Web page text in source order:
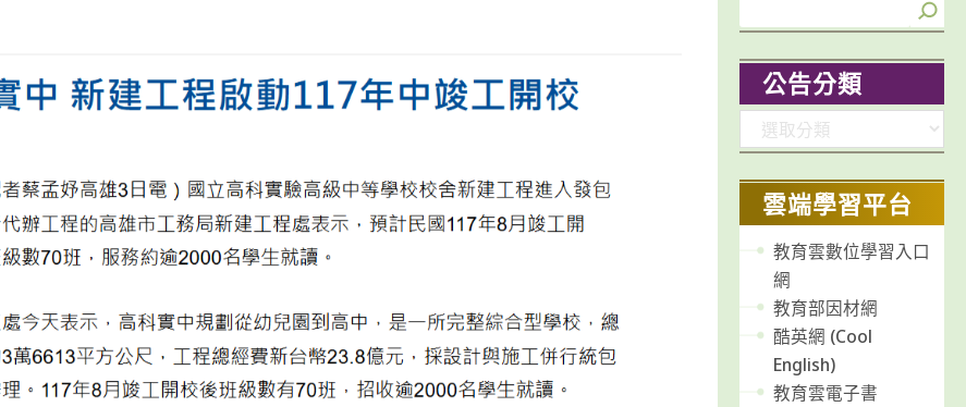
公告分類
類
雲端學習平台
教育雲數位學習入口
網
教育部因材網
酷英網 (Cool
English)
教育雲電子書